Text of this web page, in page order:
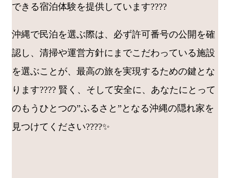
できる宿泊体験を提供しています????
沖縄で民泊を選ぶ際は、必ず許可番号の公開を確
認し、清掃や運営方針にまでこだわっている施設
を選ぶことが、最高の旅を実現するための鍵とな
ります???? 賢く、そして安全に、あなたにとって
のもうひとつの”ふるさと”となる沖縄の隠れ家を
見つけてください????✨